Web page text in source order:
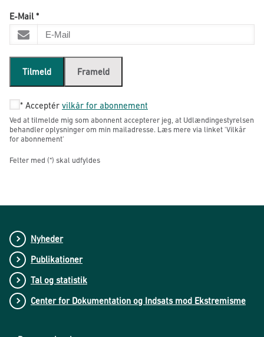
E-Mail *
Tilmeld Frameld
* Acceptér vilkår for abonnement
Ved at tilmelde mig som abonnent accepterer jeg, at Udlændingestyrelsen
behandler oplysninger om min mailadresse. Læs mere via linket 'Vilkår
for abonnement'
Felter med (*) skal udfyldes
Nyheder
Publikationer
Tal og statistik
Center for Dokumentation og Indsats mod Ekstremisme